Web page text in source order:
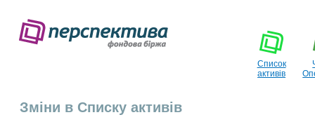
Список
активів
Зміни в Списку активів